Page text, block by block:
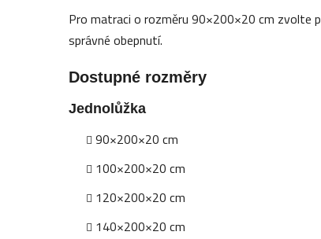
Pro matraci o rozměru 90×200×20 cm zvolte
správné obepnutí.
Dostupné rozměry
Jednolůžka
90×200×20 cm
100×200×20 cm
120×200×20 cm
140×200×20 cm